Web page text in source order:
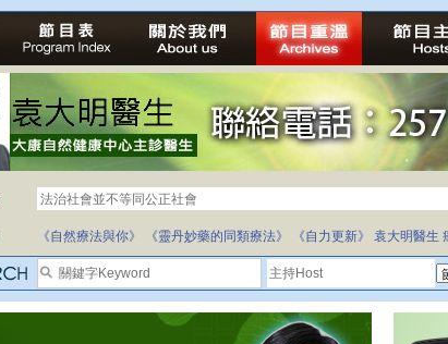
法治社會並不等同公正社會
自家教育合法化-推動多元化教育，全民學卷制
《自然療法與你》
《靈丹妙藥的同類療法》 《自力更新》 袁大明醫生